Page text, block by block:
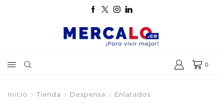
0
Inicio Tienda Despensa Enlatados